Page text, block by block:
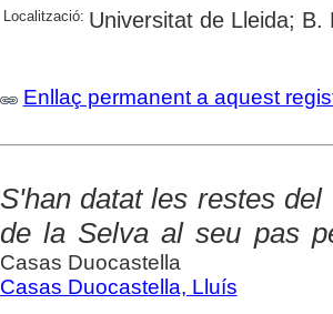
Localització: Universitat de Lleida; B.
Enllaç permanent a aquest
S'han datat les restes
de la Selva al seu pas
Casas Duocastella
Casas Duocastella, Lluís